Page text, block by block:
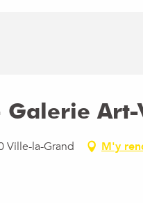
Galerie
Ville-la-Grand M'y